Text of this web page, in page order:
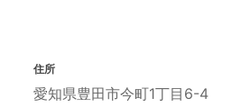
住所
愛知県豊田市今町1丁目6-4